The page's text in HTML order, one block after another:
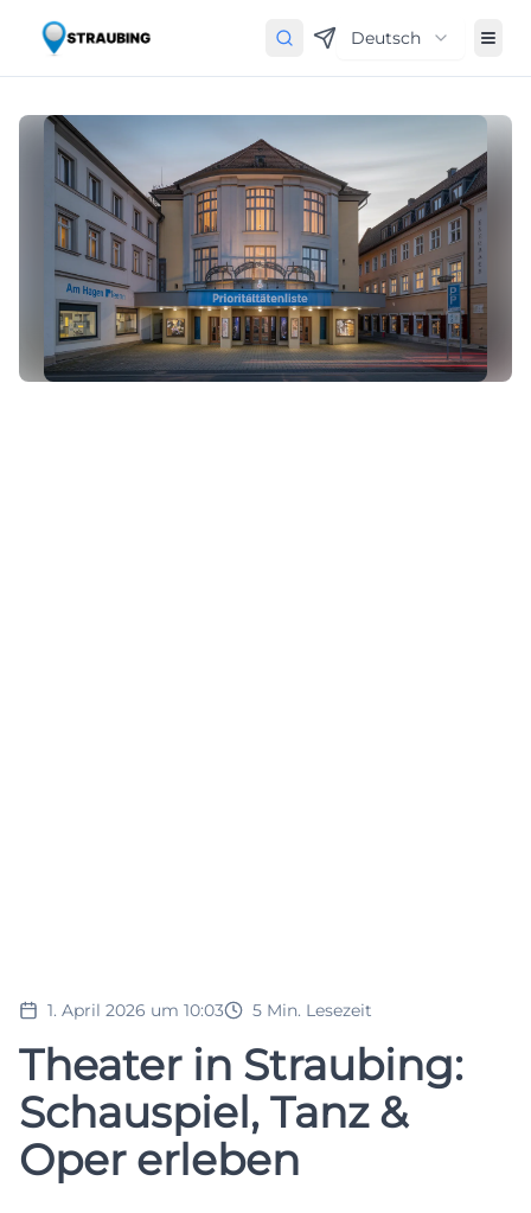
Deutsch
1. April 2026 um 10:03 5 Min. Lesezeit
Theater in Straubing:
Schauspiel, Tanz &
Oper erleben